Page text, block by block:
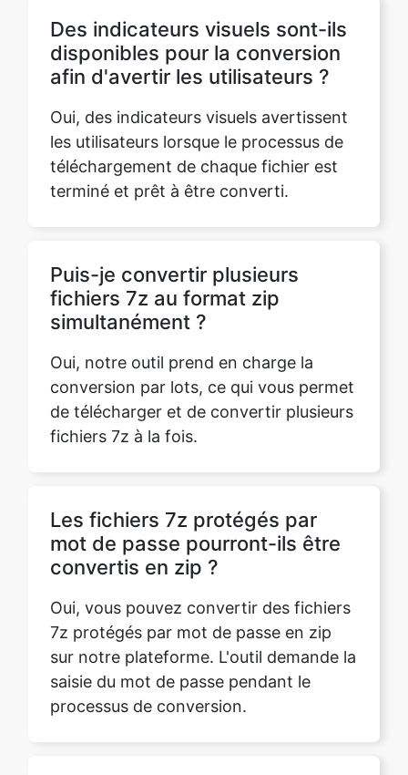
disponibles pour la conversion
afin d'avertir les utilisateurs ?
les utilisateurs lorsque le processus de
téléchargement de chaque fichier est
terminé et prêt à être converti.
fichiers 7z au format zip
simultanément ?
conversion par lots, ce qui vous permet
de télécharger et de convertir plusieurs
fichiers 7z à la fois.
mot de passe pourront-ils être
convertis en zip ?
7z protégés par mot de passe en zip
sur notre plateforme. L'outil demande la
saisie du mot de passe pendant le
processus de conversion.